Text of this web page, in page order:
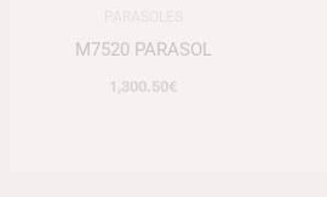
M7520 PARASOL
1,300.50€